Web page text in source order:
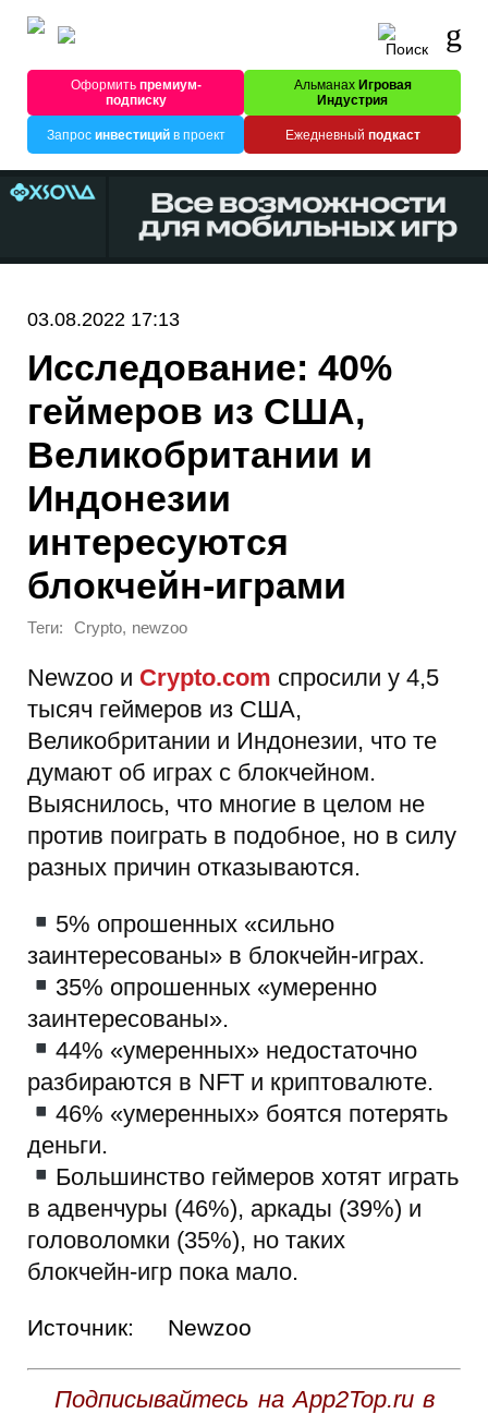
Оформитьпремиум-
подписку
Альманах Игровая
Индустрия
Запрос инвестицийв проект Ежедневный подкаст
03.08.2022 17:13
Исследование: 40%
геймеров из США,
Великобритании и
Индонезии
интересуются
блокчейн-играми
Теги: Crypto, newzoo
Newzoo и Crypto.com спросили у 4,5
тысяч геймеров из США,
Великобритании и Индонезии, что те
думают об играх с блокчейном.
Выяснилось, что многие в целом не
против поиграть в подобное, но в силу
разных причин отказываются.
5% опрошенных «сильно
заинтересованы» в блокчейн-играх.
35% опрошенных «умеренно
заинтересованы».
44% «умеренных» недостаточно
разбираются в NFT и криптовалюте.
46% «умеренных» боятся потерять
деньги.
Большинство геймеров хотят играть
в адвенчуры (46%), аркады (39%) и
головоломки (35%), но таких
блокчейн-игр пока мало.
Источник: Newzoo
Подписывайтесь на App2Top.ru в